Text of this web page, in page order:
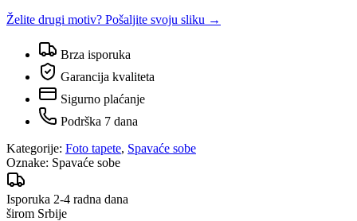
Želite drugi motiv? Pošaljite svoju sliku →
Brza isporuka
Garancija kvaliteta
Sigurno plaćanje
Podrška 7 dana
Kategorije: Foto tapete, Spavaće sobe
Oznake: Spavaće sobe
Isporuka 2-4 radna dana
širom Srbije